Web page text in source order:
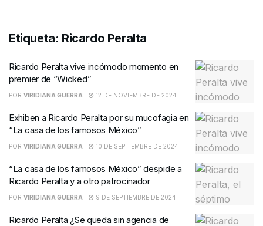
Etiqueta: Ricardo Peralta
Ricardo Peralta vive incómodo momento en
premier de “Wicked”
POR VIRIDIANA GUERRA 12 DE NOVIEMBRE DE 2024
Exhiben a Ricardo Peralta por su mucofagia en
“La casa de los famosos México”
POR VIRIDIANA GUERRA 10 DE SEPTIEMBRE DE 2024
“La casa de los famosos México” despide a
Ricardo Peralta y a otro patrocinador
POR VIRIDIANA GUERRA 9 DE SEPTIEMBRE DE 2024
Ricardo Peralta ¿Se queda sin agencia de